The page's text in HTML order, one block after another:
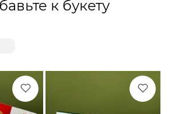
к букету